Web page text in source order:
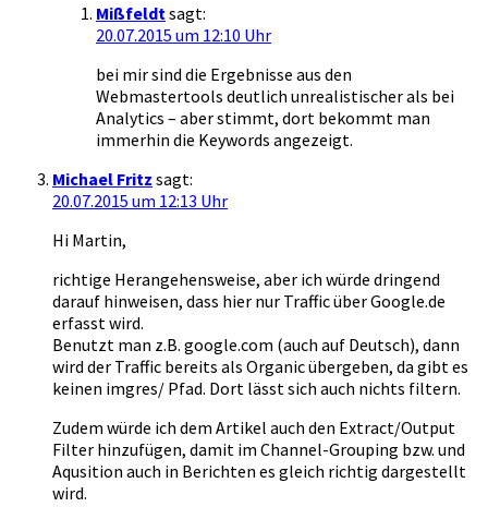
Mißfeldt sagt:
20.07.2015 um 12:10 Uhr
bei mir sind die Ergebnisse aus den
Webmastertools deutlich unrealistischer als bei
Analytics – aber stimmt, dort bekommt man
immerhin die Keywords angezeigt.
Michael Fritz sagt:
20.07.2015 um 12:13 Uhr
Hi Martin,
richtige Herangehensweise, aber ich würde dringend
darauf hinweisen, dass hier nur Traffic über Google.de
erfasst wird.
Benutzt man z.B. google.com (auch auf Deutsch), dann
wird der Traffic bereits als Organic übergeben, da gibt es
keinen imgres/ Pfad. Dort lässt sich auch nichts filtern.
Zudem würde ich dem Artikel auch den Extract/Output
Filter hinzufügen, damit im Channel-Grouping bzw. und
Aqusition auch in Berichten es gleich richtig dargestellt
wird.